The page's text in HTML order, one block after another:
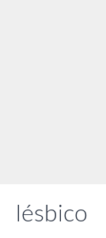
lésbico